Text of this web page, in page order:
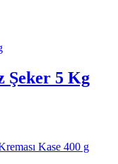
Şeker 5 Kg